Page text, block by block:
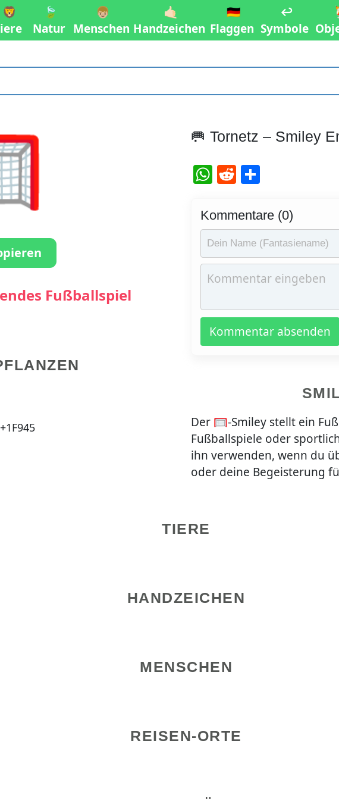
🦁
🍃
Natur
👦🏼
Menschen
🤙🏻
Handzeichen
🇩🇪
Flaggen
↩️
Symbole
Fußballspiel
🥅 Tornetz – Smiley
WhatsApp
Reddit
Teilen
Kommentare (0)
Kommentar absenden
Der 🥅-Smiley stellt ein
Fußballspiele oder
ihn verwenden, wenn du
oder deine Begeisterung
TIERE
HANDZEICHEN
MENSCHEN
REISEN-ORTE